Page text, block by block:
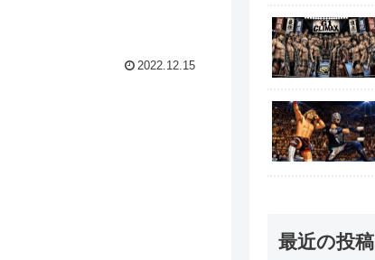
2022.12.15
最近の投稿